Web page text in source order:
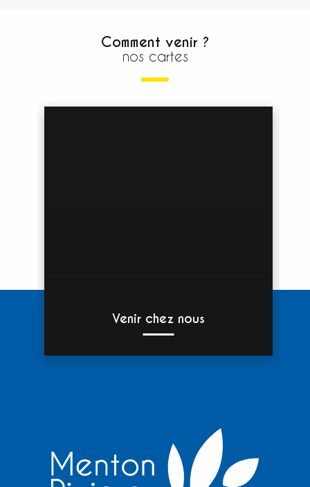
Comment venir ?
nos cartes
Venir chez nous